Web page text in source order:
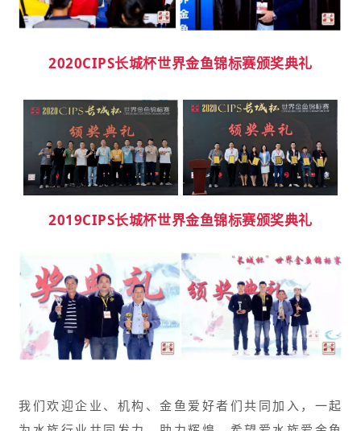
2020CIPS长城杯世界金鱼锦标赛颁奖典礼
2019CIPS长城杯世界金鱼锦标赛颁奖典礼
我们欢迎企业、机构、金鱼爱好者们共同加入，一起